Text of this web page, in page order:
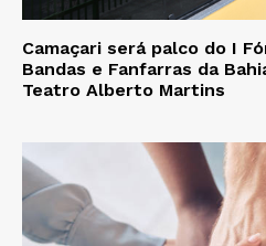
Camaçari será palco do I
Bandas e Fanfarras da
Teatro Alberto Martins